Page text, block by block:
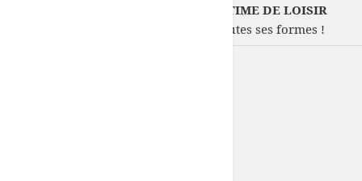
COMITE 50-FNPP DE LA PECHE MARITIME DE LOISIR
Votre passion : La pêche en mer sous toutes ses formes !